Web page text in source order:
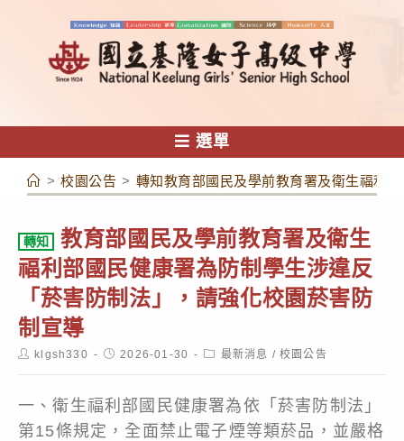
容
選單
> 校園公告 > 轉知教育部國民及學前教育署及衛生福利
轉知
教育部國民及學前教育署及衛生
福利部國民健康署為防制學生涉違反
「菸害防制法」，請強化校園菸害防
制宣導
Postklgsh330
Post2026-01-30
Post最新消息 / 校園公告
一、衛生福利部國民健康署為依「菸害防制法」
第15條規定，全面禁止電子煙等類菸品，並嚴格